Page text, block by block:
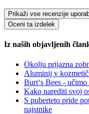
Prikaži vse recenzije
Oceni ta izdelek
Iz naših objavljenih
Okolju prijazna
Aluminij v
Burt‘s Bees - učimo
Kako narediti svoj
S puberteto pride
najstnike